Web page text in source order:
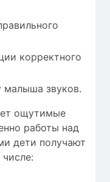
корректного
малыша звуков.
ощутимые
работы над
дети получают